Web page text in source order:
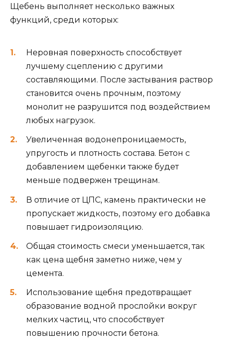
Щебень выполняет несколько важных
функций, среди которых:
Неровная поверхность способствует
лучшему сцеплению с другими
составляющими. После застывания раствор
становится очень прочным, поэтому
монолит не разрушится под воздействием
любых нагрузок.
Увеличенная водонепроницаемость,
упругость и плотность состава. Бетон с
добавлением щебенки также будет
меньше подвержен трещинам.
В отличие от ЦПС, камень практически не
пропускает жидкость, поэтому его добавка
повышает гидроизоляцию.
Общая стоимость смеси уменьшается, так
как цена щебня заметно ниже, чем у
цемента.
Использование щебня предотвращает
образование водной прослойки вокруг
мелких частиц, что способствует
повышению прочности бетона.